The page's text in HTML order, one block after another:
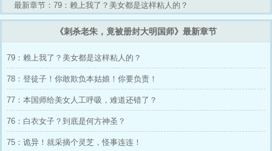
最新章节：79：赖上我了？美女都是这样粘人的？
《刺杀老朱，竟被册封大明国师》最新章节
79：赖上我了？美女都是这样粘人的？
78：登徒子！你敢欺负本姑娘！你要负责！
77：本国师给美女人工呼吸，难道还错了？
76：白衣女子？到底是何方神圣？
75：诡异！就采摘个灵芝，怪事连连！